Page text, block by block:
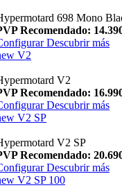
698 Mono
Recomendado:
Descubrir más
V2
V2
Recomendado:
Descubrir más
V2 SP
V2 SP
Recomendado:
Descubrir más
V2 SP 100